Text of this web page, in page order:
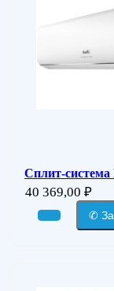
Сплит-
40 369,00 ₽
✆